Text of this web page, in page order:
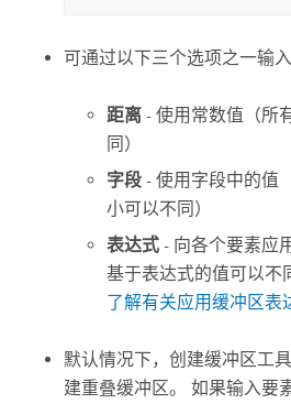
可通过以下三个选项之一输
距离 - 使用常数值（所
同）
字段 - 使用字段中的值
小可以不同）
表达式 - 向各个要素应
基于表达式的值可以不
了解有关应用缓冲区表
默认情况下，创建缓冲区工
建重叠缓冲区。 如果输入要